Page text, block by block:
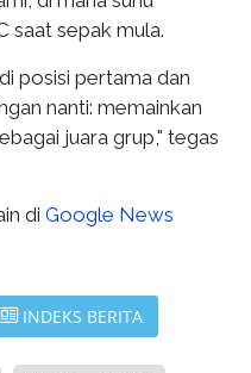
saat sepak mula.
posisi pertama dan
nanti: memainkan
juara grup," tegas
di Google News
INDEKS BERITA